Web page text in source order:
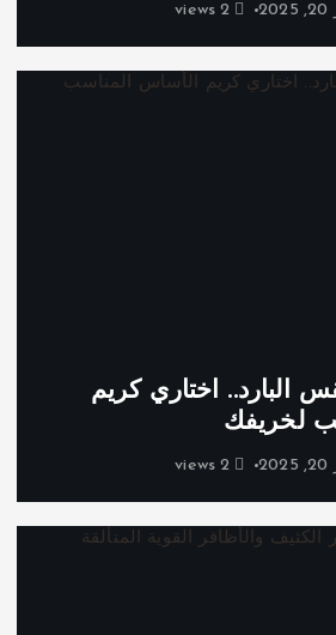
البارد.. اختاري كريم
لخريفك